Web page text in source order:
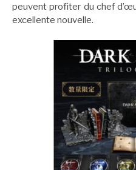
peuvent profiter du chef
excellente nouvelle.